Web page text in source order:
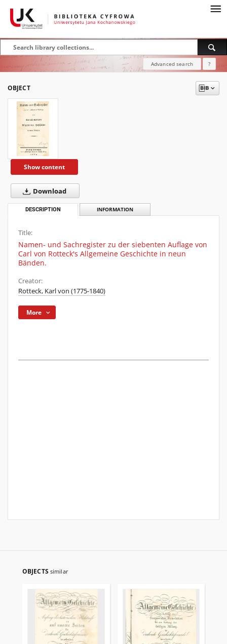
Advanced search ?
OBJECT
Show content
Download
DESCRIPTION INFORMATION
Title:
Namen- und Sachregister zu der siebenten Auflage von
Carl von Rotteck's Allgemeine Geschichte in neun
Bänden.
Creator:
Rotteck, Karl von (1775-1840)
More
OBJECTS similar